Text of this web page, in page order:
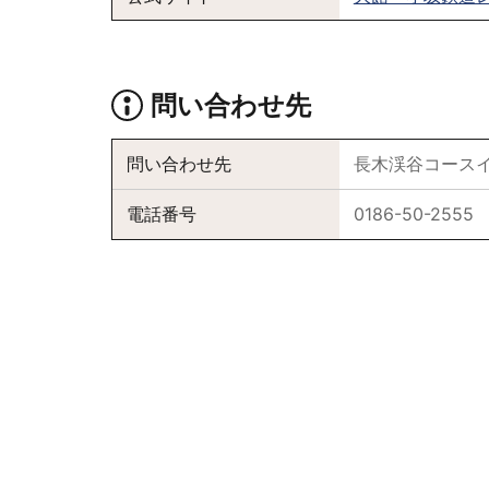
問い合わせ先
問い合わせ先 長木渓谷コース
電話番号 0186-50-2555